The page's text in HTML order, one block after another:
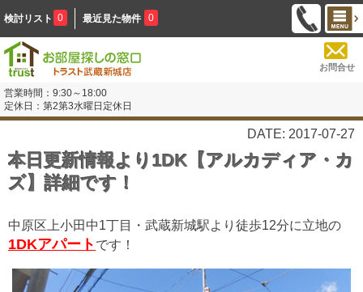
検討リスト 0 最近見た物件 0
お問合せ
営業時間：9:30～18:00
定休日：第2第3水曜日定休日
DATE: 2017-07-27
本日更新情報より1DK【アルカディア・カ
ズ】詳細です！
中原区上小田中1丁目・武蔵新城駅より徒歩12分に立地の
1DKアパート です！